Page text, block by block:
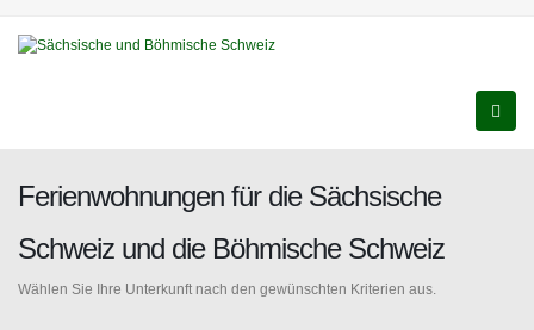
Ferienwohnungen für die Sächsische
Schweiz und die Böhmische Schweiz
Wählen Sie Ihre Unterkunft nach den gewünschten Kriterien aus.